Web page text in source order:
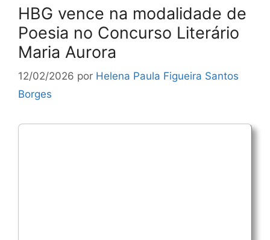
HBG vence na modalidade de
Poesia no Concurso Literário
Maria Aurora
12/02/2026 por Helena Paula Figueira Santos
Borges